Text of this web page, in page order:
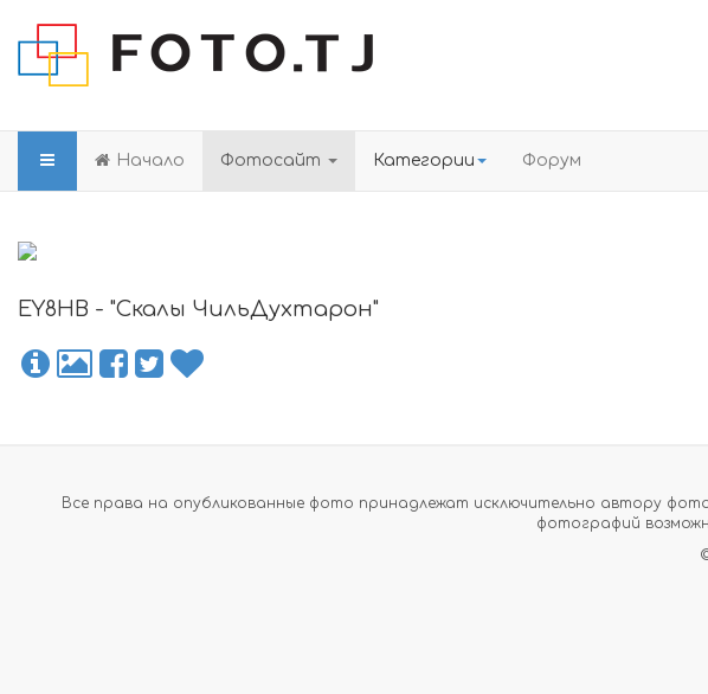
Начало Фотосайт Категории Форум
EY8HB - "Скалы ЧильДухтарон"
Все права на опубликованные фото принадлежат исключительно автору
фотографий